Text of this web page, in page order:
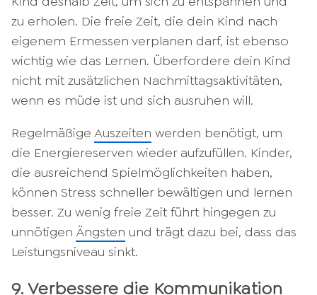
zu erholen. Die freie Zeit, die dein Kind nach
eigenem Ermessen verplanen darf, ist ebenso
wichtig wie das Lernen. Überfordere dein Kind
nicht mit zusätzlichen Nachmittagsaktivitäten,
wenn es müde ist und sich ausruhen will.
Regelmäßige Auszeiten werden benötigt, um
die Energiereserven wieder aufzufüllen. Kinder,
die ausreichend Spielmöglichkeiten haben,
können Stress schneller bewältigen und lernen
besser. Zu wenig freie Zeit führt hingegen zu
unnötigen Ängsten und trägt dazu bei, dass das
Leistungsniveau sinkt.
9. Verbessere die Kommunikation